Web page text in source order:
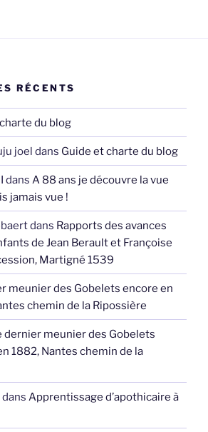
RÉCENTS
du blog
joel dans Guide et charte du blog
dans A 88 ans je découvre la vue
jamais vue !
dans Rapports des avances
de Jean Berault et Françoise
Martigné 1539
meunier des Gobelets encore en
chemin de la Ripossière
dernier meunier des Gobelets
1882, Nantes chemin de la
dans Apprentissage d’apothicaire à